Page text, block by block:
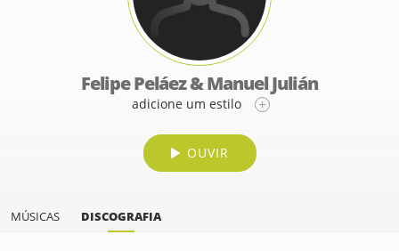
Felipe Peláez & Manuel Julián
adicione um estilo
OUVIR
MÚSICAS DISCOGRAFIA